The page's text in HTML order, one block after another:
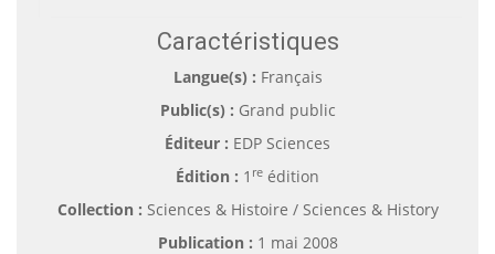
Caractéristiques
Langue(s) : Français
Public(s) : Grand public
Éditeur : EDP Sciences
Édition : 1 re édition
Collection : Sciences & Histoire / Sciences & History
Publication : 1 mai 2008